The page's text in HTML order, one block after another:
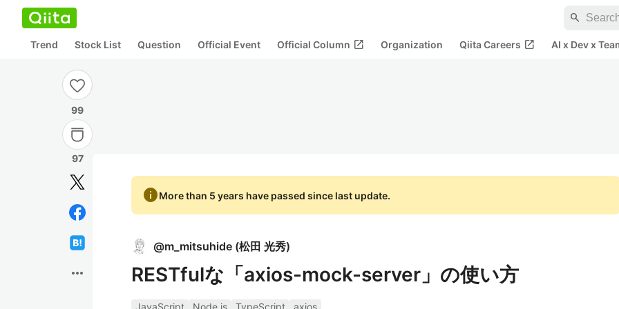
search
Trend Stock List Question Official Event Official Column open_in_new Organization Qiita Careers open_in_new AI x Dev x
99
97
more_horiz
infoMore than 5 years have passed since last update.
@m_mitsuhide (松田 光秀)
RESTfulな「axios-mock-server」の使い方
JavaScript Node.js TypeScript
axios